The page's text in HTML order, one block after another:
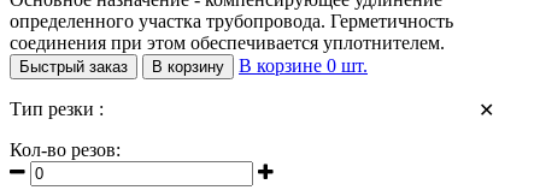
определенного участка трубопровода. Герметичность
соединения при этом обеспечивается уплотнителем.
Быстрый заказ В корзину В корзине 0 шт.
✕
Тип резки :
Кол-во резов: